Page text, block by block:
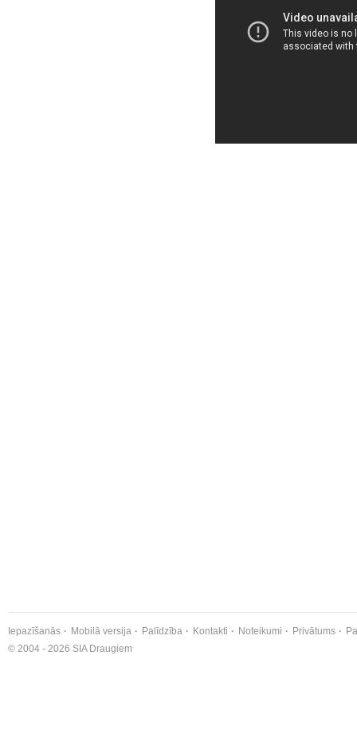
Iepazīšanās Mobilā versija Palīdzība Kontakti Noteikumi Privātums
© 2004 - 2026 SIA Draugiem